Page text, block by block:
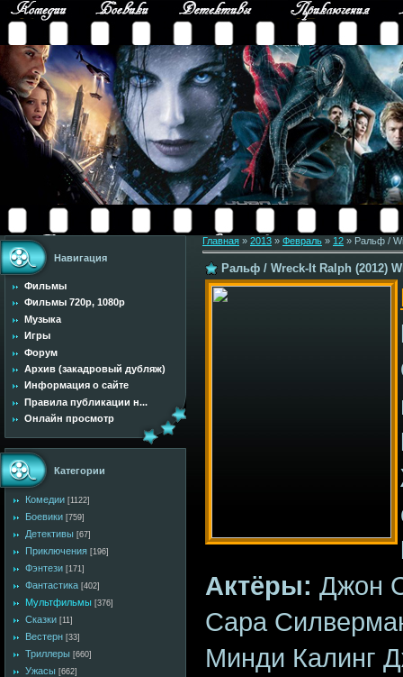
Навигация
Фильмы
Фильмы 720p, 1080p
Музыка
Игры
Форум
Архив (закадровый дубляж)
Информация о сайте
Правила публикации н...
Онлайн просмотр
Категории
Комедии [1122]
Боевики [759]
Детективы [67]
Приключения [196]
Фэнтези [171]
Фантастика [402]
Мультфильмы [376]
Сказки [11]
Вестерн [33]
Триллеры [660]
Ужасы [662]
Главная » 2013 » Февраль » 12 » Ральф /
Ральф / Wreck-It Ralph (2012)
Актёры: Джон
Сара
Минди Калинг